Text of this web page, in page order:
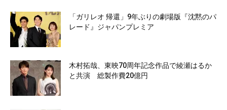
「ガリレオ 帰還」9年ぶりの劇場版『沈黙のパ
レード』ジャパンプレミア
木村拓哉、東映70周年記念作品で綾瀬はるか
と共演 総製作費20億円